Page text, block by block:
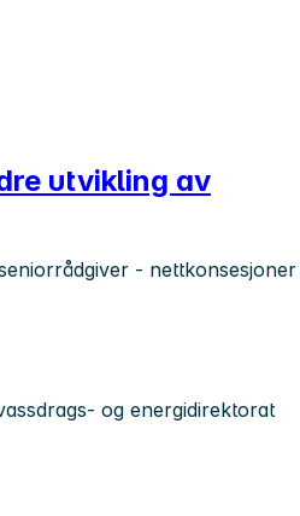
utvikling av
- nettkonsesjoner
og energidirektorat